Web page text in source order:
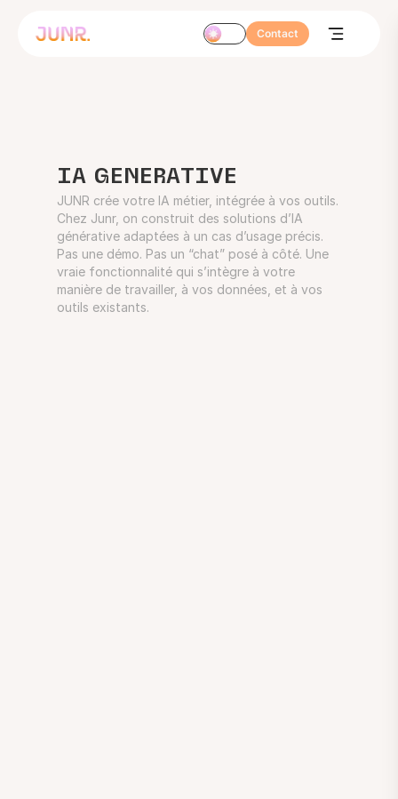
Contact
IA GENERATIVE
JUNR crée votre IA métier, intégrée à vos outils.
Chez Junr, on construit des solutions d’IA
générative adaptées à un cas d’usage précis.
Pas une démo. Pas un “chat” posé à côté. Une
vraie fonctionnalité qui s’intègre à votre
manière de travailler, à vos données, et à vos
outils existants.